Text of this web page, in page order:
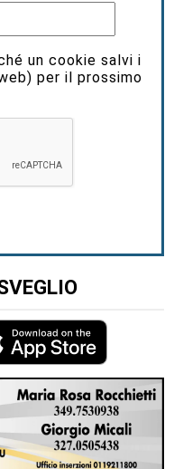
un cookie salvi i
per il prossimo